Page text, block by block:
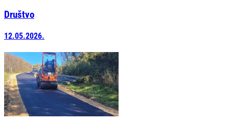
Društvo
12.05.2026.